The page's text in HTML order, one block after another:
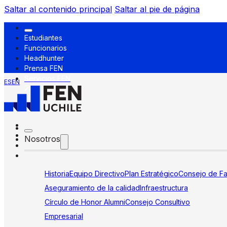
Saltar al contenido principal Saltar al pie de página
Estudiantes
Funcionarios
Headhunter
Prensa FEN
ESEN
Nosotros
HistoriaEquipo DirectivoPlan EstratégicoConsejo de
Aseguramiento de la calidadInfraestructura
Círculo de Honor AlumniConsejo Consultivo
Empresarial